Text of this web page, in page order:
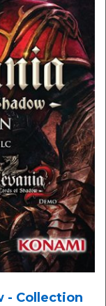
- Collection